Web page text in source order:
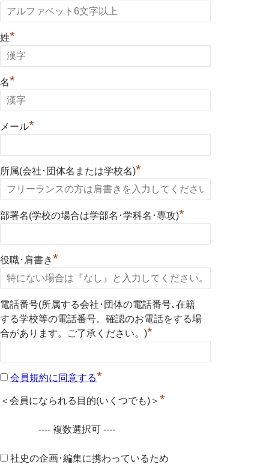
姓*
名*
メール*
所属(会社･団体名または学校名)*
部署名(学校の場合は学部名･学科名･専攻)*
役職･肩書き*
電話番号(所属する会社･団体の電話番号､在籍
する学校等の電話番号。確認のお電話をする場
合があります。ご了承ください。)*
会員規約に同意する*
＜会員になられる目的(いくつでも)＞ *
---- 複数選択可 ----
社史の企画･編集に携わっているため